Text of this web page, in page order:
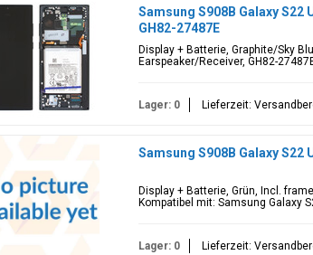
Samsung S908B Galaxy S22
GH82-27487E
Display + Batterie, Graphite/Sky
Earspeaker/Receiver, GH82-
Lager: 0 Lieferzeit:
Samsung S908B Galaxy S22
Display + Batterie, Grün, Incl.
Kompatibel mit: Samsung Galaxy
Lager: 0 Lieferzeit: